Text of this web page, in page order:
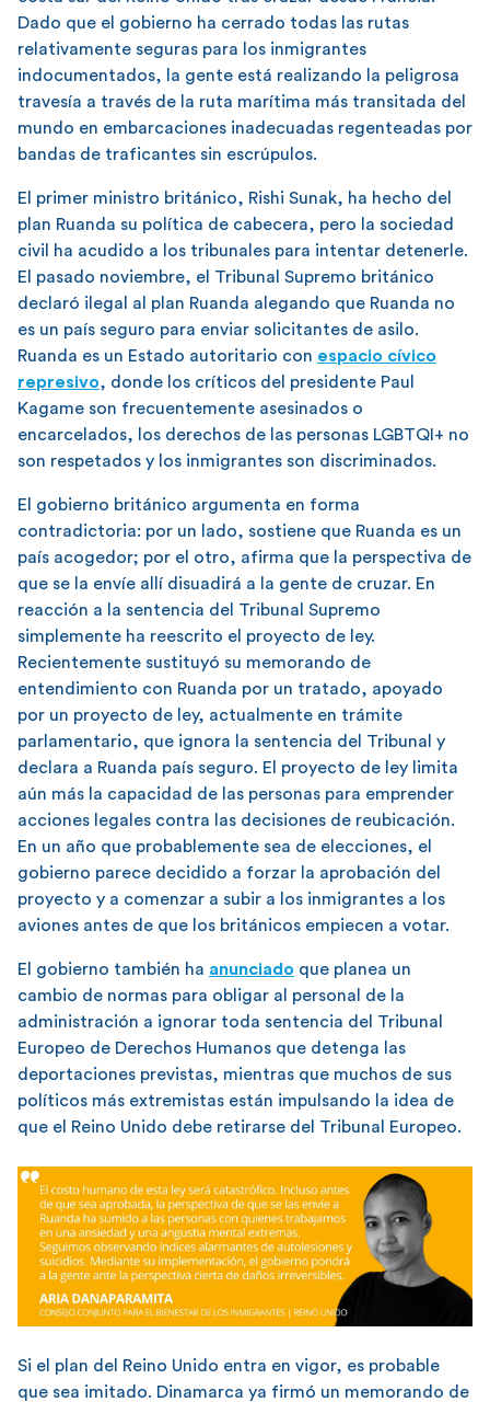
Dado que el gobierno ha cerrado todas las rutas
relativamente seguras para los inmigrantes
indocumentados, la gente está realizando la peligrosa
travesía a través de la ruta marítima más transitada del
mundo en embarcaciones inadecuadas regenteadas por
bandas de traficantes sin escrúpulos.
El primer ministro británico, Rishi Sunak, ha hecho del
plan Ruanda su política de cabecera, pero la sociedad
civil ha acudido a los tribunales para intentar detenerle.
El pasado noviembre, el Tribunal Supremo británico
declaró ilegal al plan Ruanda alegando que Ruanda no
es un país seguro para enviar solicitantes de asilo.
Ruanda es un Estado autoritario con espacio cívico
represivo, donde los críticos del presidente Paul
Kagame son frecuentemente asesinados o
encarcelados, los derechos de las personas LGBTQI+ no
son respetados y los inmigrantes son discriminados.
El gobierno británico argumenta en forma
contradictoria: por un lado, sostiene que Ruanda es un
país acogedor; por el otro, afirma que la perspectiva de
que se la envíe allí disuadirá a la gente de cruzar. En
reacción a la sentencia del Tribunal Supremo
simplemente ha reescrito el proyecto de ley.
Recientemente sustituyó su memorando de
entendimiento con Ruanda por un tratado, apoyado
por un proyecto de ley, actualmente en trámite
parlamentario, que ignora la sentencia del Tribunal y
declara a Ruanda país seguro. El proyecto de ley limita
aún más la capacidad de las personas para emprender
acciones legales contra las decisiones de reubicación.
En un año que probablemente sea de elecciones, el
gobierno parece decidido a forzar la aprobación del
proyecto y a comenzar a subir a los inmigrantes a los
aviones antes de que los británicos empiecen a votar.
El gobierno también ha anunciado que planea un
cambio de normas para obligar al personal de la
administración a ignorar toda sentencia del Tribunal
Europeo de Derechos Humanos que detenga las
deportaciones previstas, mientras que muchos de sus
políticos más extremistas están impulsando la idea de
que el Reino Unido debe retirarse del Tribunal Europeo.
Si el plan del Reino Unido entra en vigor, es probable
que sea imitado. Dinamarca ya firmó un memorando de